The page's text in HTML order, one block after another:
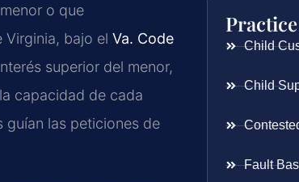
o que
bajo el Va. Code
superior del menor,
capacidad de cada
las peticiones de
Child
Child
Fault